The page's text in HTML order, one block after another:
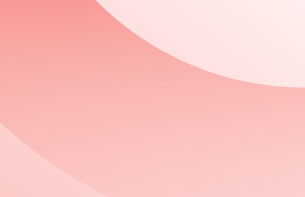
1962（昭和37）年に前身となる関東パブリ
るゴルフの普及振興を事業目的に掲げ、豊
し、ともに活動しております。
ンディ競技まで、数多くの競技を開催する
な状況の下、ゴルフ業界においては、女性